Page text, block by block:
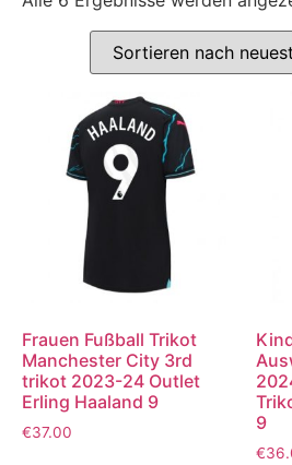
Frauen Fußball Trikot
Manchester City 3rd
trikot 2023-24 Outlet
Erling Haaland 9
€37.00
9
€